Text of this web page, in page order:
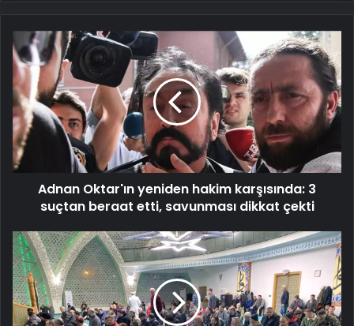
Adnan
Oktar'ın
yeniden
hakim
karşısında:
3
suçtan
beraat
etti,
savunması
Adnan Oktar'ın yeniden hakim karşısında: 3
suçtan beraat etti, savunması dikkat çekti
Bolu'da
İlk
Teravih
Namazı
Coşkusu